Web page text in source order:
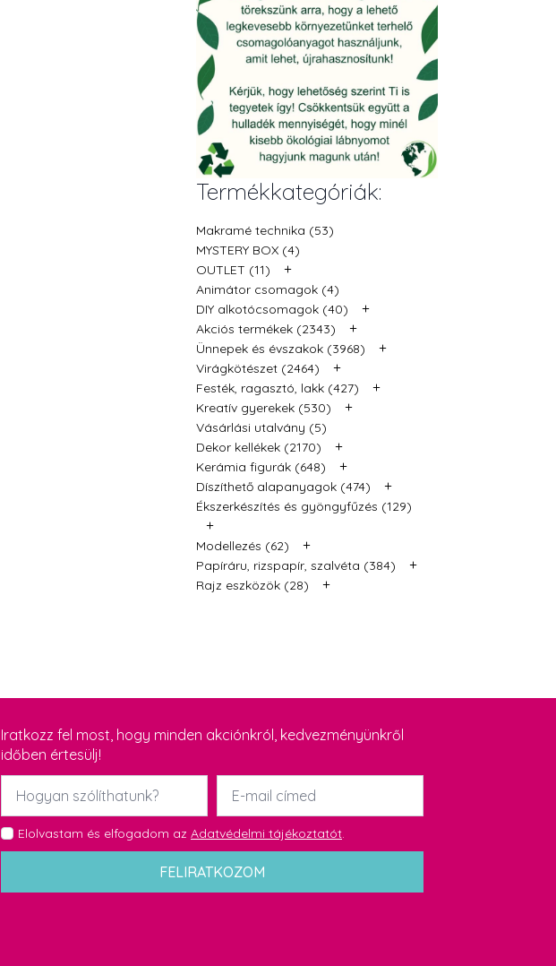
Termékkategóriák:
Makramé technika (53)
MYSTERY BOX (4)
OUTLET (11)
+
Animátor csomagok (4)
DIY alkotócsomagok (40)
+
Akciós termékek (2343) +
Ünnepek és évszakok (3968) +
Virágkötészet (2464) +
Festék, ragasztó, lakk (427) +
Kreatív gyerekek (530) +
Vásárlási utalvány (5)
Dekor kellékek (2170)
+
Kerámia figurák (648) +
Díszíthető alapanyagok (474) +
Ékszerkészítés és gyöngyfűzés (129)
+
Modellezés (62) +
Papíráru, rizspapír, szalvéta (384) +
Rajz eszközök (28) +
Iratkozz fel most, hogy minden akciónkról, kedvezményünkről
időben értesülj!
Név
Email
GDPR
*
Elolvastam és elfogadom az Adatvédelmi tájékoztatót
FELIRATKOZOM